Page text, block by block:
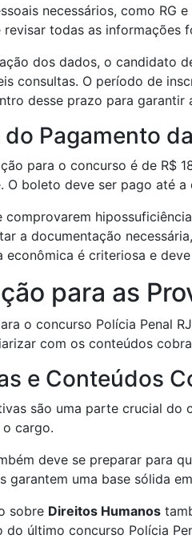
necessários, como RG
todas as informações
dos dados, o candidato
consultas. O período de
desse prazo para garantir
Pagamento
para o concurso é de R$
O boleto deve ser pago até
comprovarem
a documentação
econômica é criteriosa e
para as
o concurso Polícia Penal
com os conteúdos
e Conteúdos
são uma parte crucial do
o cargo.
deve se preparar para
garantem uma base sólida
sobre Direitos Humanos
último concurso Polícia